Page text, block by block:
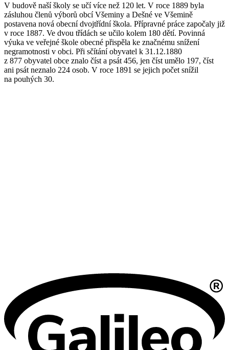
V budově naší školy se učí více než 120 let. V roce 1889 byla
zásluhou členů výborů obcí Všeminy a Dešné ve Všemině
postavena nová obecní dvojtřídní škola. Přípravné práce započaly již
v roce 1887. Ve dvou třídách se učilo kolem 180 dětí. Povinná
výuka ve veřejné škole obecné přispěla ke značnému snížení
negramotnosti v obci. Při sčítání obyvatel k 31.12.1880
z 877 obyvatel obce znalo číst a psát 456, jen číst umělo 197, číst
ani psát neznalo 224 osob. V roce 1891 se jejich počet snížil
na pouhých 30.